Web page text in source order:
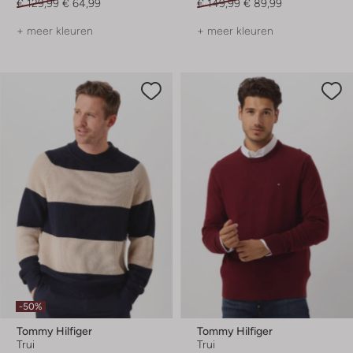
€ 129,99 € 64,99
+ meer kleuren
€ 149,99 € 89,99
+ meer kleuren
-50%
Tommy Hilfiger
Trui
Tommy Hilfiger
Trui